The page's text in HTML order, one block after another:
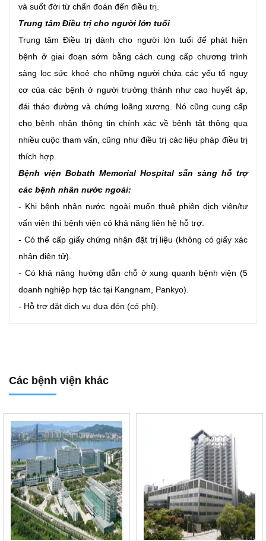
và suốt đời từ chẩn đoán đến điều trị.
Trung tâm Điều trị cho người lớn tuổi
Trung tâm Điều trị dành cho người lớn tuổi để phát hiện
bệnh ở giai đoạn sớm bằng cách cung cấp chương trình
sàng lọc sức khoẻ cho những người chứa các yếu tố nguy
cơ của các bệnh ở người trưởng thành như cao huyết áp,
đái tháo đường và chứng loãng xương. Nó cũng cung cấp
cho bệnh nhân thông tin chính xác về bệnh tật thông qua
nhiều cuộc tham vấn, cũng như điều trị các liệu pháp điều trị
thích hợp.
Bệnh viện Bobath Memorial Hospital sẵn sàng hỗ trợ
các bệnh nhân nước ngoài:
- Khi bệnh nhân nước ngoài muốn thuê phiên dịch viên/tư
vấn viên thì bệnh viện có khả năng liên hệ hỗ trợ.
- Có thể cấp giấy chứng nhận đặt trị liệu (không có giấy xác
nhận điện tử).
- Có khả năng hướng dẫn chỗ ở xung quanh bệnh viện (5
doanh nghiệp hợp tác tại Kangnam, Pankyo).
- Hỗ trợ đặt dịch vụ đưa đón (có phí).
Các bệnh viện khác